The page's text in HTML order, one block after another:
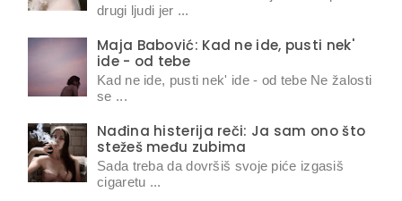
drugi ljudi jer ...
Maja Babović: Kad ne ide, pusti nek'
ide - od tebe
Kad ne ide, pusti nek' ide - od tebe Ne žalosti
se ...
Nađina histerija reči: Ja sam ono što
stežeš među zubima
Sada treba da dovršiš svoje piće izgasiš
cigaretu ...